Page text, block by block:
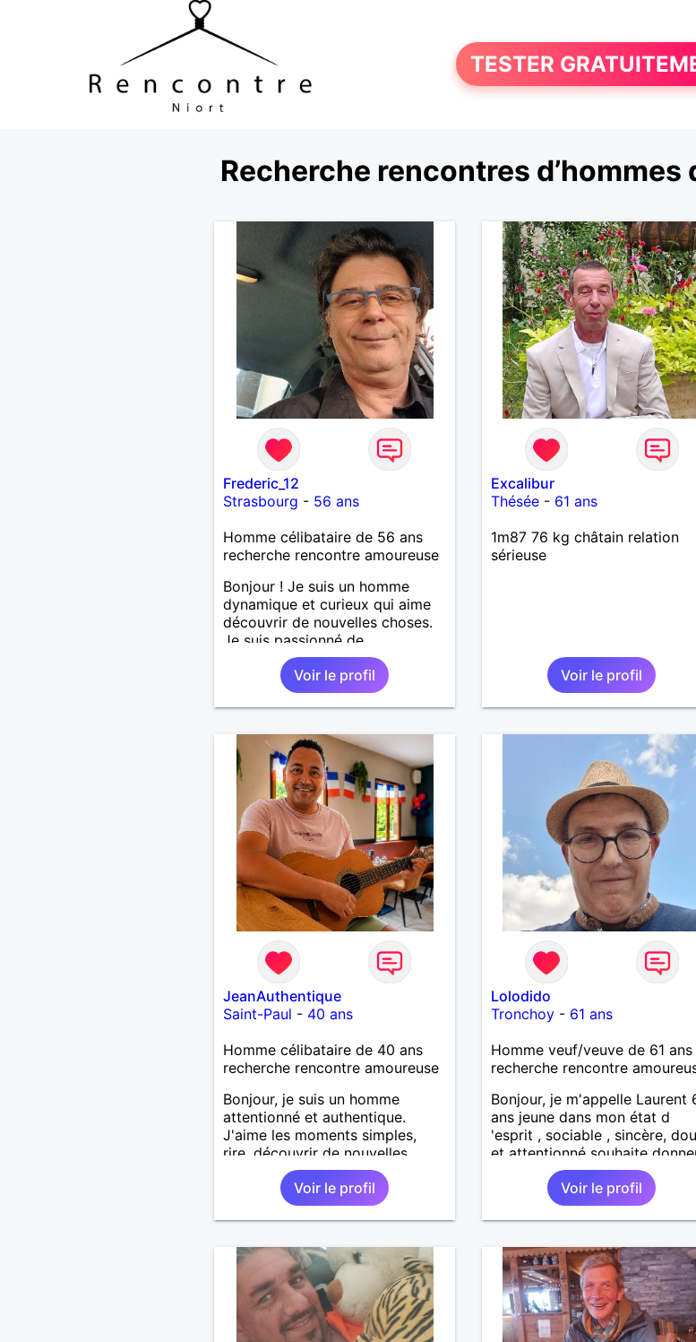
TESTER
Recherche rencontres
Frederic_12
Strasbourg - 56 ans
Homme célibataire de 56 ans
recherche rencontre amoureuse
Bonjour ! Je suis un homme
dynamique et curieux qui aime
découvrir de nouvelles choses.
Je suis passionné de
sport,musique douce,ballade et
autres J'adore passer du temps
avec mes proches et partager
des moments inoubliables.
Voir le profil
Excalibur
Thésée- 61 ans
1m87 76 kg châtain relation
sérieuse
Voir le profil
JeanAuthentique
Saint-Paul - 40 ans
Homme célibataire de 40 ans
recherche rencontre amoureuse
Bonjour, je suis un homme
attentionné et authentique.
J'aime les moments simples,
rire, découvrir de nouvelles
choses et passer du temps avec
les personnes qui comptent. Je
recherche une relation sérieuse,
basée sur le respect, la
plaisir de faire connaissance.
Voir le profil
Lolodido
Tronchoy- 61 ans
Homme veuf/veuve de 61 ans
recherche rencontre
Bonjour, je m'appelle Laurent
ans jeune dans mon état d
'esprit , sociable , sincère,
et attentionné souhaite
de la tendresse , de l'amour et
beaucoup de bonheur a la
femme qui souhaitera partager
ma vie . Bientôt en retraite a
contrainte. Digne de confiance
la femme qui voudras m 'en
accorder en toute sincérité.
Pour le reste venez me
découvrir par un échange.
Voir le profil